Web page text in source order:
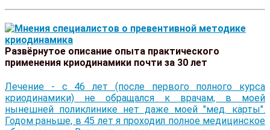
Развёрнутое описание опыта практического
применения криодинамики почти за 30 лет
Лечение - с 46 лет (после первого полного курса
криодинамики) не обращался к врачам, в моей
нынешней поликлинике нет даже моей "мед. карты".
Годом раньше, в 45 лет я проходил полное медицинское